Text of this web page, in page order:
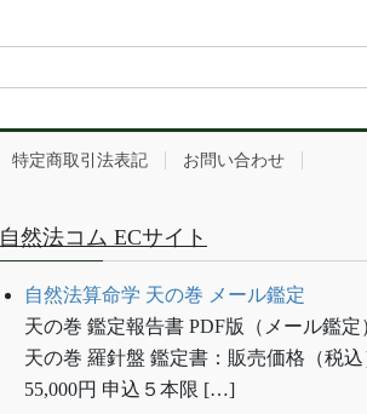
特定商取引法表記 お問い合わせ
自然法コム ECサイト
自然法算命学 天の巻 メール鑑定
天の巻 鑑定報告書 PDF版（メール鑑定
天の巻 羅針盤 鑑定書：販売価格（税込
55,000円 申込５本限 […]